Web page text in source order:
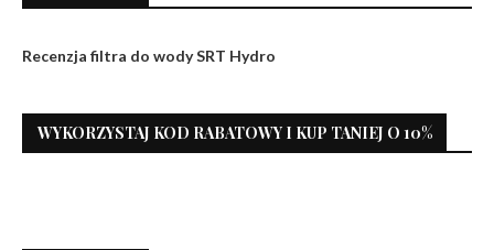
Recenzja filtra do wody SRT Hydro
WYKORZYSTAJ KOD RABATOWY I KUP TANIEJ O 10%